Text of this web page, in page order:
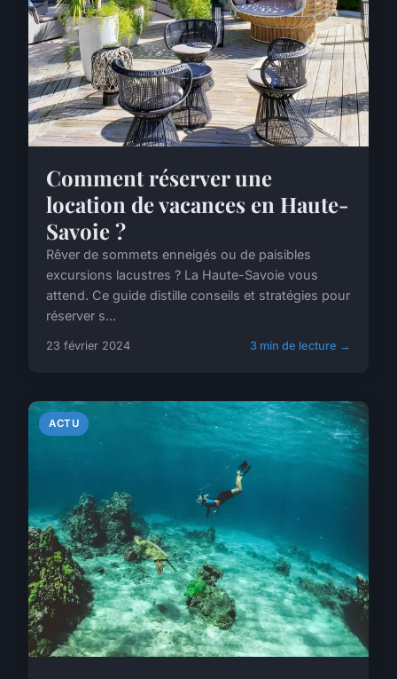
Comment réserver une
location de vacances en Haute-
Savoie ?
Rêver de sommets enneigés ou de paisibles
excursions lacustres ? La Haute-Savoie vous
attend. Ce guide distille conseils et stratégies pour
réserver s...
23 février 2024 3 min de lecture →
ACTU